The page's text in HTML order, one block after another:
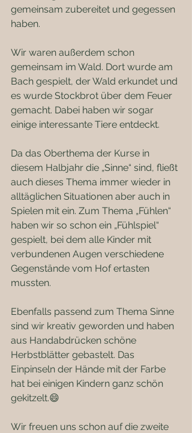
gemeinsam zubereitet und gegessen
haben.
Wir waren außerdem schon
gemeinsam im Wald. Dort wurde am
Bach gespielt, der Wald erkundet und
es wurde Stockbrot über dem Feuer
gemacht. Dabei haben wir sogar
einige interessante Tiere entdeckt.
Da das Oberthema der Kurse in
diesem Halbjahr die „Sinne“ sind, fließt
auch dieses Thema immer wieder in
alltäglichen Situationen aber auch in
Spielen mit ein. Zum Thema „Fühlen“
haben wir so schon ein „Fühlspiel“
gespielt, bei dem alle Kinder mit
verbundenen Augen verschiedene
Gegenstände vom Hof ertasten
mussten.
Ebenfalls passend zum Thema Sinne
sind wir kreativ geworden und haben
aus Handabdrücken schöne
Herbstblätter gebastelt. Das
Einpinseln der Hände mit der Farbe
hat bei einigen Kindern ganz schön
gekitzelt.😄
Wir freuen uns schon auf die zweite